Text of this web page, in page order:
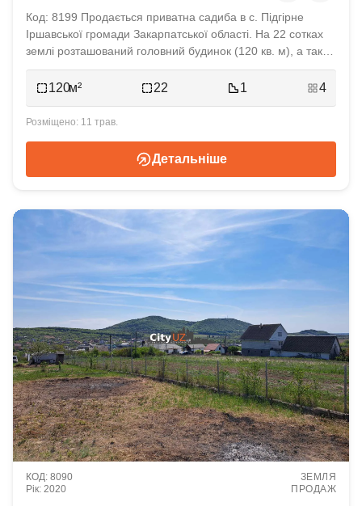
Код: 8199 Продається приватна садиба в с. Підгірне
Іршавської громади Закарпатської області. На 22 сотках
землі розташований головний будинок (120 кв. м), а також
додатковий (50 кв. м), гараж (20 кв. м) та кабінет-
майстерня (30 кв. м). Ціна 25 000 у. о.
11 трав.
120 22 1 4
Детальніше
2020
8090
ЗЕМЛЯ
ПРОДАЖ